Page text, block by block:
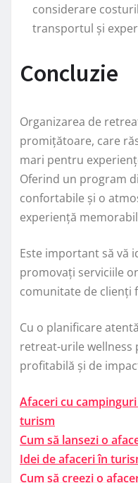
considerare
transportul și
Concluzie
Organizarea de
promițătoare, care
mari pentru
Oferind un program
confortabile și o
experiență
Este important să vă
promovați serviciile
comunitate de clienți
Cu o planificare
retreat-urile wellness
profitabilă și de
Afaceri cu
turism
Cum să lansezi o
Idei de afaceri în
Cum să creezi o